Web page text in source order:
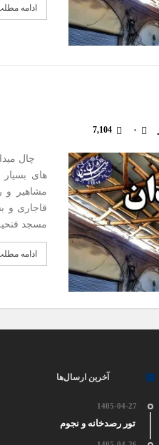
ادامه
۰ 7,104
چال
های
مشاهیر و
قاجاری و
مسجد
ادامه
آخرین ارسال‌ها
1405-04-27
تور رصدخانه و نجوم